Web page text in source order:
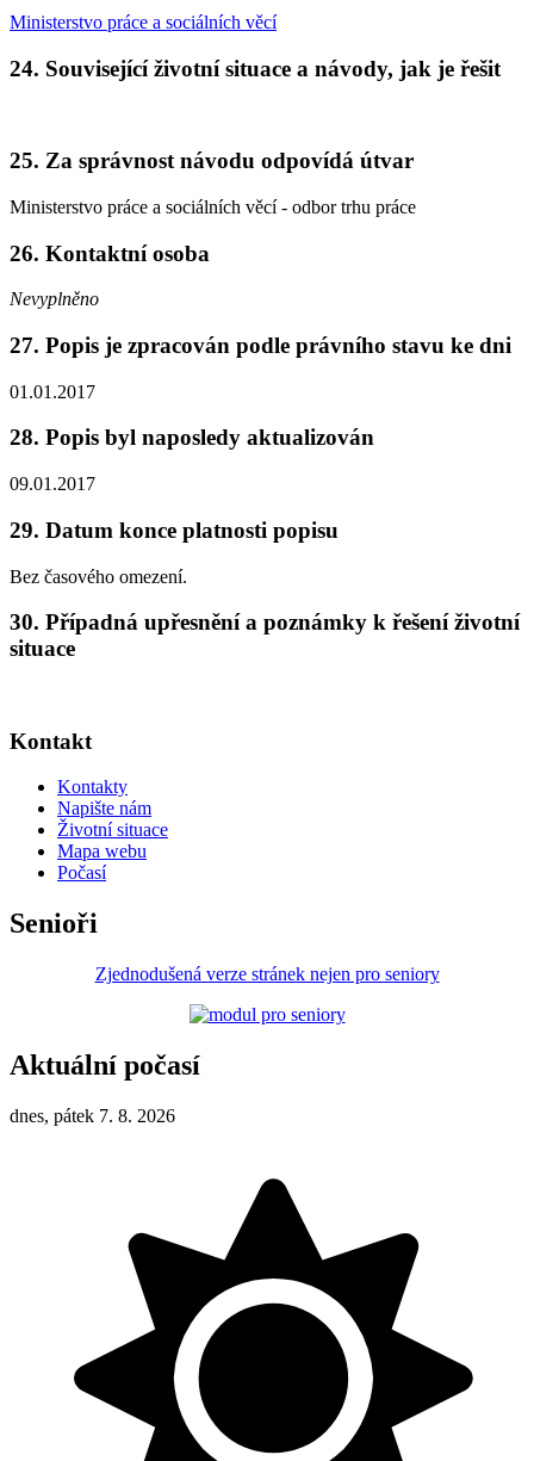
Ministerstvo práce a sociálních věcí
24. Související životní situace a návody, jak je řešit
25. Za správnost návodu odpovídá útvar
Ministerstvo práce a sociálních věcí - odbor trhu práce
26. Kontaktní osoba
Nevyplněno
27. Popis je zpracován podle právního stavu ke dni
01.01.2017
28. Popis byl naposledy aktualizován
09.01.2017
29. Datum konce platnosti popisu
Bez časového omezení.
30. Případná upřesnění a poznámky k řešení životní
situace
Kontakt
Kontakty
Napište nám
Životní situace
Mapa webu
Počasí
Senioři
Zjednodušená verze stránek nejen pro seniory
Aktuální počasí
dnes, pátek 7. 8. 2026